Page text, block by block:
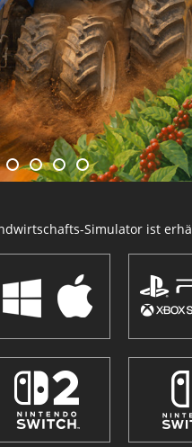
Simulator ist